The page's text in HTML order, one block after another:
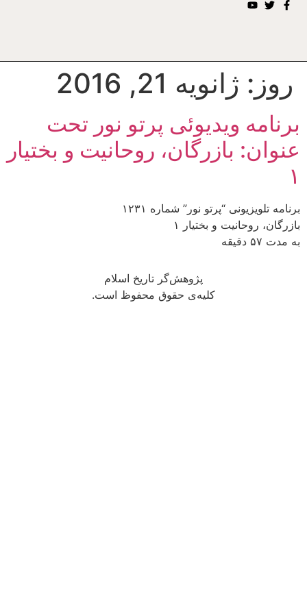
روز: ژانویه 21, 2016
برنامه ويديوئى پرتو نور تحت
عنوان: بازرگان، روحانيت و بختيار
۱
برنامه تلويزيونى “پرتو نور” شماره ۱۲۳۱
بازرگان، روحانيت و بختيار ۱
به مدت ۵۷ دقيقه
پژوهش‌گر تاریخ اسلام
کلیه‌ی حقوق محفوظ است.